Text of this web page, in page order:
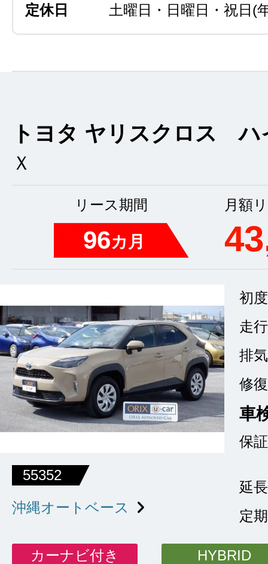
定休日
土曜日・日曜日・祝日 (
トヨタ ヤリスクロス ハ
Ｘ
リース期間
96カ月
月額
55352
沖縄オートベース
初
走
排
修
車
保証
延
定
カーナビ付き HYBRID